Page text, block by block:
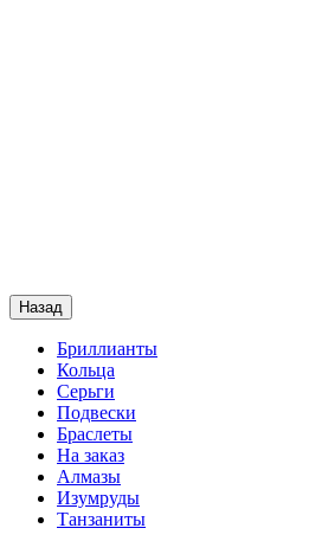
Назад
Бриллианты
Кольца
Серьги
Подвески
Браслеты
На заказ
Алмазы
Изумруды
Танзаниты